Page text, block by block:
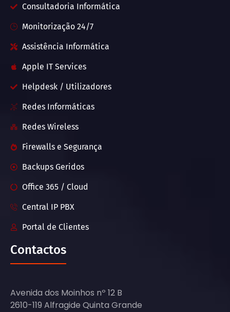
Consultadoria Informática
Monitorização 24/7
Assistência Informática
Apple IT Services
Helpdesk / Utilizadores
Redes Informáticas
Redes Wireless
Firewalls e Segurança
Backups Geridos
Office 365 / Cloud
Central IP PBX
Portal de Clientes
Contactos
Avenida dos Moinhos nº 12 B
2610-119 Alfragide Quinta Grande